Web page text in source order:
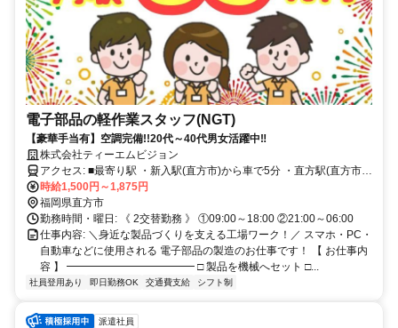
電子部品の軽作業スタッフ(NGT)
【豪華手当有】空調完備!!20代～40代男女活躍中‼
株式会社ティーエムビジョン
アクセス: ■最寄り駅 ・新入駅(直方市)から車で5分 ・直方駅(直方市)
から車で8分 ・中間駅(中間市)から車で20分 ・飯塚駅(飯塚市)から車
で30分 ※その他 八幡西区・宮若市・飯塚市・田川市と他多数勤務地
あり。
時給1,500円～1,875円
福岡県直方市
勤務時間・曜日: 《 2交替勤務 》 ①09:00～18:00 ②21:00～06:00
仕事内容: ＼身近な製品づくりを支える工場ワーク！／ スマホ・PC・
自動車などに使用される 電子部品の製造のお仕事です！ 【 お仕事内
容 】 ━━━━━━━━━━━━ □ 製品を機械へセット □...
社員登用あり 即日勤務OK 交通費支給 シフト制
派遣社員